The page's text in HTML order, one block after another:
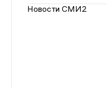
Новости СМИ2